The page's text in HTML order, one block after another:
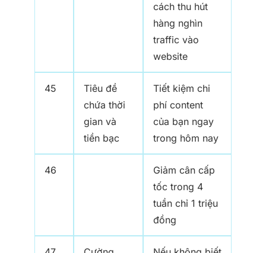
cách thu hút
hàng nghìn
traffic vào
website
45
Tiêu đề
chứa thời
gian và
tiền bạc
Tiết kiệm chi
phí content
của bạn ngay
trong hôm nay
46
Giảm cân cấp
tốc trong 4
tuần chỉ 1 triệu
đồng